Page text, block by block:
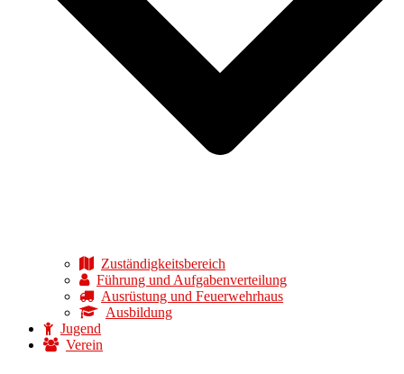
Zuständigkeitsbereich
Führung und Aufgabenverteilung
Ausrüstung und Feuerwehrhaus
Ausbildung
Jugend
Verein